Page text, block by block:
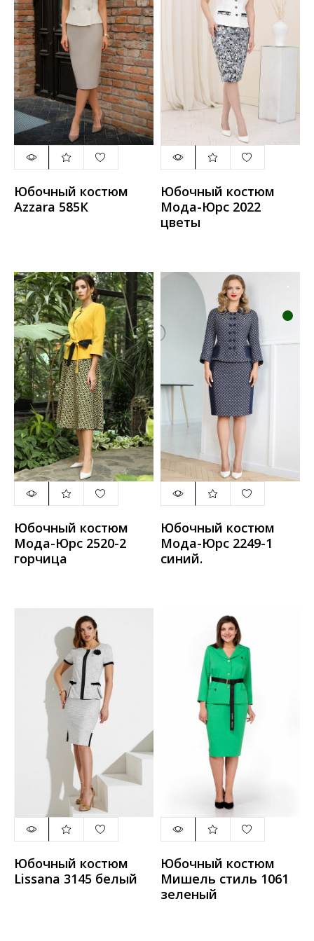
Юбочный костюм
Azzara 585К
Юбочный костюм
Мода-Юрс 2022
цветы
Юбочный костюм
Мода-Юрс 2520-2
горчица
Юбочный костюм
Мода-Юрс 2249-1
синий.
Юбочный костюм
Lissana 3145 белый
Юбочный костюм
Мишель стиль 1061
зеленый